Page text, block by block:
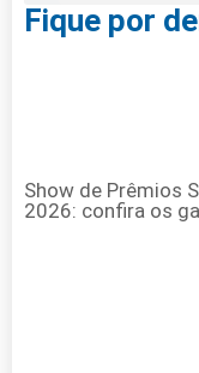
Fique por
Show de Prêmios
2026: confira os